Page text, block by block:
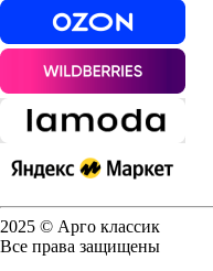
2025 © Арго классик
Все права защищены